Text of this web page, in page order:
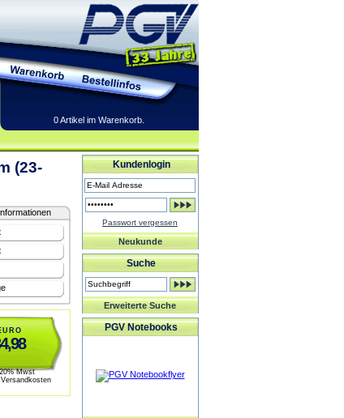
0 Artikel im Warenkorb.
(23-
Mwst
Kundenlogin
Passwort vergessen
Neukunde
Suche
Erweiterte Suche
PGV Notebooks